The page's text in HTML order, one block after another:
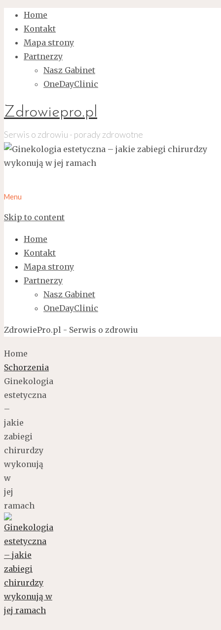
Home
Kontakt
Mapa strony
Partnerzy
Nasz Gabinet
OneDayClinic
Zdrowiepro.pl
Serwis o zdrowiu - porady zdrowotne
Menu
Skip to content
Home
Kontakt
Mapa strony
Partnerzy
Nasz Gabinet
OneDayClinic
ZdrowiePro.pl - Serwis o zdrowiu
Home
Schorzenia
Ginekologia
estetyczna
–
jakie
zabiegi
chirurdzy
wykonują
w
jej
ramach